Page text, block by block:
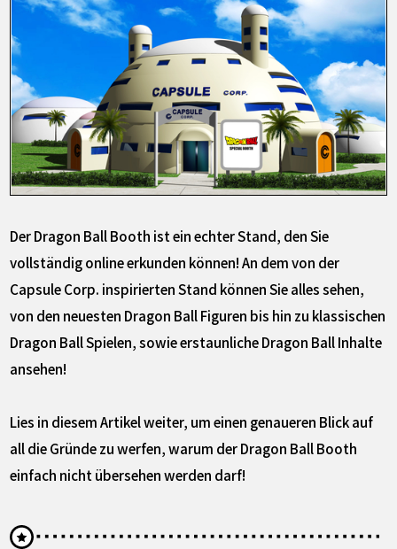
Der Dragon Ball Booth ist ein echter Stand, den Sie
vollständig online erkunden können! An dem von der
Capsule Corp. inspirierten Stand können Sie alles sehen,
von den neuesten Dragon Ball Figuren bis hin zu klassischen
Dragon Ball Spielen, sowie erstaunliche Dragon Ball Inhalte
ansehen!
Lies in diesem Artikel weiter, um einen genaueren Blick auf
all die Gründe zu werfen, warum der Dragon Ball Booth
einfach nicht übersehen werden darf!